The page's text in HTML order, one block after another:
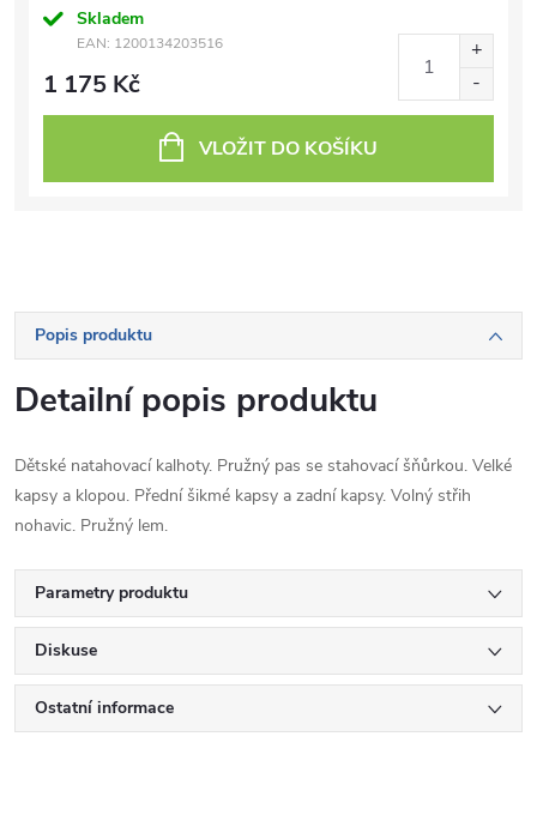
Skladem
EAN: 1200134203516
1 175 Kč
VLOŽIT DO KOŠÍKU
Popis produktu
Detailní popis produktu
Dětské natahovací kalhoty. Pružný pas se stahovací šňůrkou. Velké
kapsy a klopou. Přední šikmé kapsy a zadní kapsy. Volný střih
nohavic. Pružný lem.
Parametry produktu
Diskuse
Ostatní informace